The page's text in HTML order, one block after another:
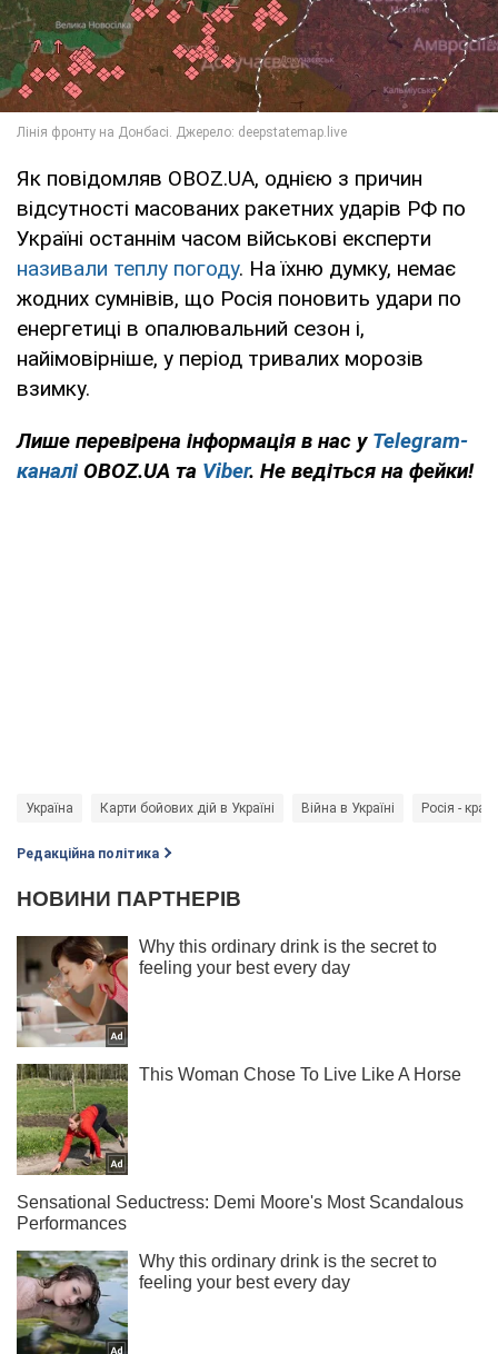
Як повідомляв OBOZ.UA, однією з причин
відсутності масованих ракетних ударів РФ по
Україні останнім часом військові експерти
називали теплу погоду. На їхню думку, немає
жодних сумнівів, що Росія поновить удари по
енергетиці в опалювальний сезон і,
найімовірніше, у період тривалих морозів
взимку.
Лише перевірена інформація в нас у Telegram-
каналі OBOZ.UA та Viber. Не ведіться на фейки!
Україна Карти бойових дій в Україні Війна в Україні Росія -
Редакційна політика